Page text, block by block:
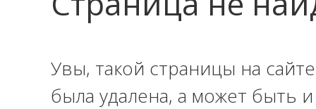
Увы, такой страницы на
была удалена, а может быть